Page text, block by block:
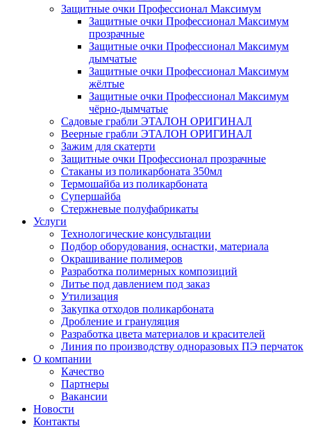
Защитные очки Профессионал Максимум
Защитные очки Профессионал Максимум
прозрачные
Защитные очки Профессионал Максимум
дымчатые
Защитные очки Профессионал Максимум
жёлтые
Защитные очки Профессионал Максимум
чёрно-дымчатые
Садовые грабли ЭТАЛОН ОРИГИНАЛ
Веерные грабли ЭТАЛОН ОРИГИНАЛ
Зажим для скатерти
Защитные очки Профессионал прозрачные
Стаканы из поликарбоната 350мл
Термошайба из поликарбоната
Супершайба
Стержневые полуфабрикаты
Услуги
Технологические консультации
Подбор оборудования, оснастки, материала
Окрашивание полимеров
Разработка полимерных композиций
Литье под давлением под заказ
Утилизация
Закупка отходов поликарбоната
Дробление и грануляция
Разработка цвета материалов и красителей
Линия по производству одноразовых ПЭ перчаток
О компании
Качество
Партнеры
Вакансии
Новости
Контакты